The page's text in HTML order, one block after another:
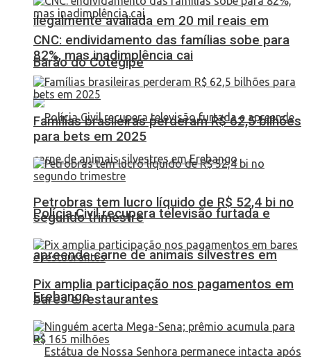
ilegalmente avaliada em 20 mil reais em
Barão do Cotegipe
Polícia Civil recupera televisão furtada e
apreende carne de animais silvestres em
Erebango
CNC: endividamento das famílias sobe para
82%, mas inadimplência cai
Famílias brasileiras perderam R$ 62,5 bilhões
para bets em 2025
Petrobras tem lucro líquido de R$ 52,4 bi no
segundo trimestre
Pix amplia participação nos pagamentos em
bares e restaurantes